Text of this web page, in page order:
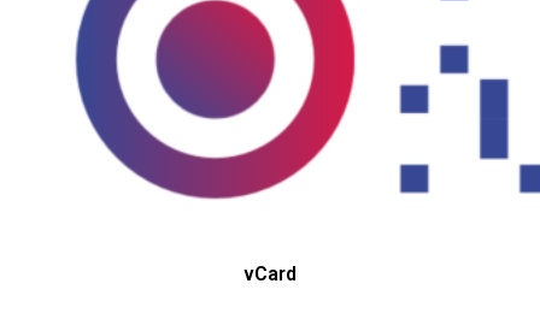
vCard